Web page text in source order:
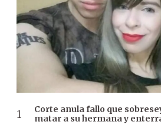
Corte anula fallo que
matar a su hermana y